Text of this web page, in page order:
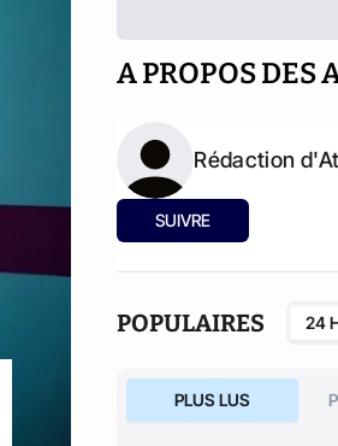
A PROPOS DES
Rédaction
SUIVRE
POPULAIRES 24
PLUS LUS